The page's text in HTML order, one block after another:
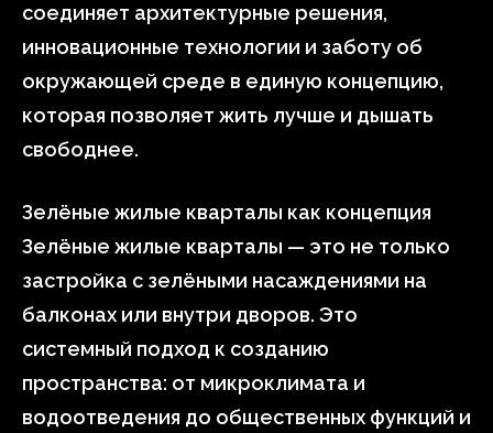
соединяет архитектурные решения,
инновационные технологии и заботу об
окружающей среде в единую концепцию,
которая позволяет жить лучше и дышать
свободнее.
Зелёные жилые кварталы как концепция
Зелёные жилые кварталы — это не только
застройка с зелёными насаждениями на
балконах или внутри дворов. Это
системный подход к созданию
пространства: от микроклимата и
водоотведения до общественных функций и